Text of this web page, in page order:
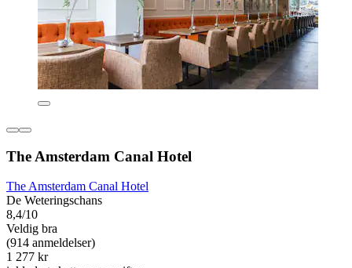
The Amsterdam Canal Hotel
The Amsterdam Canal Hotel
De Weteringschans
8,4/10
Veldig bra
(914 anmeldelser)
1 277 kr